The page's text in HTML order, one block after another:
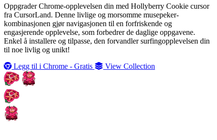
Oppgrader Chrome-opplevelsen din med Hollyberry Cookie cursor
fra CursorLand. Denne livlige og morsomme musepeker-
kombinasjonen gjør navigasjonen til en forfriskende og
engasjerende opplevelse, som forbedrer de daglige oppgavene.
Enkel å installere og tilpasse, den forvandler surfingopplevelsen din
til noe livlig og unikt!
Legg til i Chrome - Gratis
View Collection